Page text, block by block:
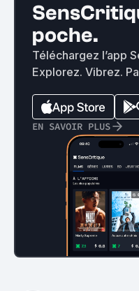
poche.
Téléchargez l’app
Explorez. Vibrez.
EN SAVOIR PLUS